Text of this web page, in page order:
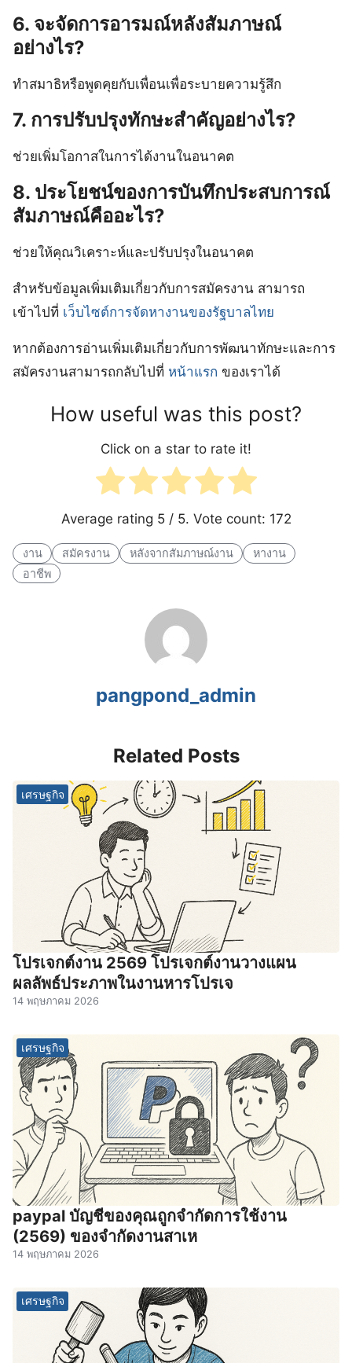
6. จะจัดการอารมณ์หลังสัมภาษณ์
อย่างไร?
ทำสมาธิหรือพูดคุยกับเพื่อนเพื่อระบายความรู้สึก
7. การปรับปรุงทักษะสำคัญอย่างไร?
ช่วยเพิ่มโอกาสในการได้งานในอนาคต
8. ประโยชน์ของการบันทึกประสบการณ์
สัมภาษณ์คืออะไร?
ช่วยให้คุณวิเคราะห์และปรับปรุงในอนาคต
สำหรับข้อมูลเพิ่มเติมเกี่ยวกับการสมัครงาน สามารถ
เข้าไปที่ เว็บไซต์การจัดหางานของรัฐบาลไทย
หากต้องการอ่านเพิ่มเติมเกี่ยวกับการพัฒนาทักษะและการ
สมัครงานสามารถกลับไปที่ หน้าแรก ของเราได้
How useful was this post?
Click on a star to rate it!
Average rating 5/ 5. Vote count: 172
งาน สมัครงาน หลังจากสัมภาษณ์งาน
หางาน
อาชีพ
pangpond_admin
Related Posts
เศรษฐกิจ
โปรเจกต์งาน 2569 โปรเจกต์งานวางแผน
ผลลัพธ์ประภาพในงานหารโปรเจ
14 พฤษภาคม 2026
เศรษฐกิจ
paypal บัญชีของคุณถูกจํากัดการใช้งาน
(2569) ของจํากัดงานสาเห
14 พฤษภาคม 2026
เศรษฐกิจ